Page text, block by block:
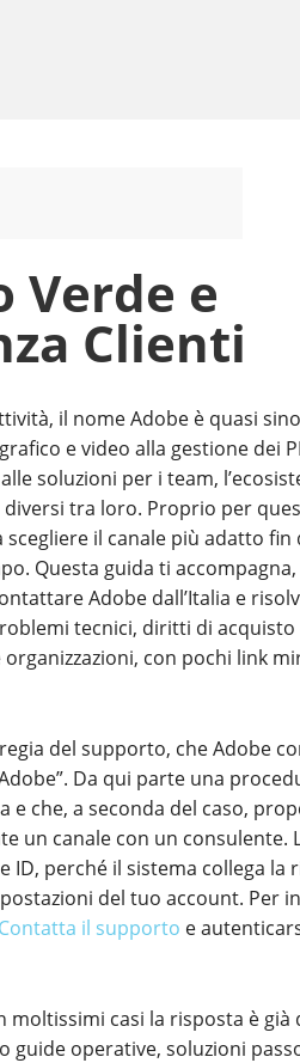
Verde e
Clienti
il nome Adobe è quasi
e video alla gestione dei
soluzioni per i team,
tra loro. Proprio per
il canale più adatto fin
Questa guida ti
Adobe dall’Italia e
tecnici, diritti di acquisto
con pochi link
del supporto, che Adobe
Da qui parte una
che, a seconda del caso,
canale con un consulente.
ID, perché il sistema collega la
del tuo account. Per
Contatta il supporto e
casi la risposta è già
guide operative, soluzioni